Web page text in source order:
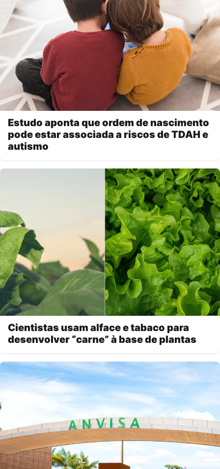
Estudo aponta que ordem de nascimento
pode estar associada a riscos de TDAH e
autismo
Cientistas usam alface e tabaco para
desenvolver “carne” à base de plantas